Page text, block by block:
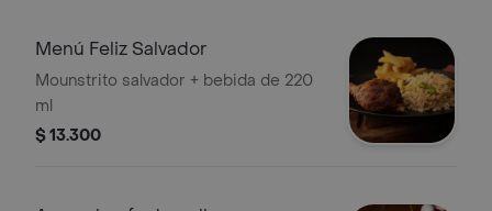
Menú Feliz Salvador
Mounstrito salvador + bebida de 220
ml
$ 13.300